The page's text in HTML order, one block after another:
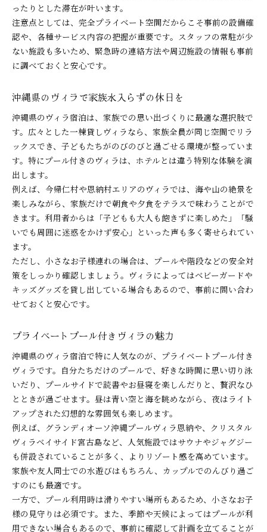
ったりとした滞在が叶います。
注意点としては、完全プライベート空間だからこそ事前の設備確
認や、各種サービス内容の把握が重要です。スタッフの常駐が少
ない施設も多いため、緊急時の連絡方法や周辺施設の情報も事前
に調べておくと安心です。
沖縄県のヴィラで家族水入らずの休日を
沖縄県のヴィラ宿泊は、家族での思い出づくりに最適な選択肢で
す。広々とした一棟貸しヴィラなら、家族全員が同じ空間でリラ
ックスでき、子どもたちがのびのびと過ごせる環境が整っていま
す。特にプール付きのヴィラは、ホテルとは違う特別な体験を演
出します。
例えば、今帰仁村や恩納村エリアのヴィラでは、海や山の絶景を
楽しみながら、家族だけで朝食や夕食をテラスで味わうことがで
きます。利用者からは「子どもも大人も飽きずに楽しめた」「騒
いでも周囲に迷惑をかけず安心」といった声も多く寄せられてい
ます。
ただし、小さなお子様連れの場合は、プールや階段などの安全対
策をしっかり確認しましょう。ヴィラによってはベビーガードや
キッズグッズを貸し出している場合もあるので、事前に問い合わ
せておくと安心です。
プライベートプール付きヴィラの魅力
沖縄県のヴィラ宿泊で特に人気なのが、プライベートプール付き
ヴィラです。自分たちだけのプールで、好きな時間に思い切り泳
いだり、プールサイドで読書やお昼寝を楽しんだりと、贅沢なひ
とときが過ごせます。昼は青い空と海を眺めながら、夜はライト
アップされた幻想的な雰囲気も楽しめます。
例えば、グランディオーソ沖縄プールヴィラ恩納や、クリスタル
ヴィラベイサイド宮古島など、人気施設ではサウナやジャグジー
も併設されていることが多く、よりリゾート感を高めています。
家族や友人同士での水遊びはもちろん、カップルでのんびり過ご
すのにも最適です。
一方で、プール利用時は滑りやすい場所もあるため、小さなお子
様の見守りは必須です。また、季節や天候によってはプールが利
用できない場合もあるので、事前に確認して計画を立てることが